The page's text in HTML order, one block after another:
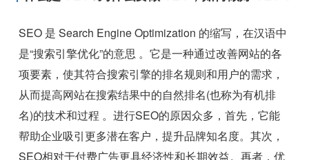
SEO 是 Search Engine Optimization 的缩写，在汉语中
是“搜索引擎优化”的意思 。它是一种通过改善网站的各
项要素，使其符合搜索引擎的排名规则和用户的需求，
从而提高网站在搜索结果中的自然排名(也称为有机排
名)的技术和过程 。进行SEO的原因众多，首先，它能
帮助企业吸引更多潜在客户，提升品牌知名度。其次，
SEO相对于付费广告更具经济性和长期效益。再者，优